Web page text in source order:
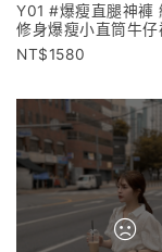
Y01 #爆瘦直腿神褲
修身爆瘦小直筒牛仔
1580